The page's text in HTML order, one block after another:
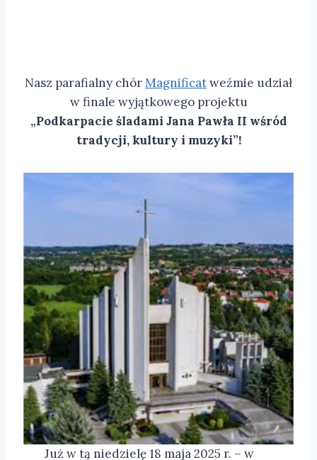
Nasz parafialny chórMagnificatweźmie udział
w finale wyjątkowego projektu
„Podkarpacie śladami Jana Pawła II wśród
tradycji, kultury i muzyki”!
Już w tą niedzielę 18 maja 2025 r. – w